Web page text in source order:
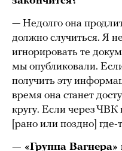
— Недолго она
должно случиться. Я
игнорировать те
мы опубликовали.
получить эту
время она станет
кругу. Если через
[рано или поздно] где-
— «Группа